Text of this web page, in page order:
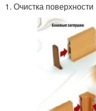
Плинтус от пыли
Деревянный плинтус
1. Очистка поверхности